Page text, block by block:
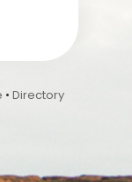
• Directory